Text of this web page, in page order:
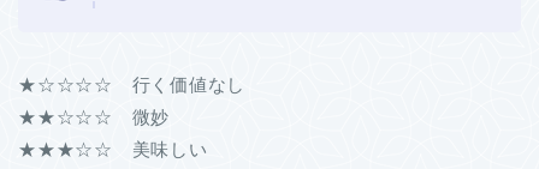
★☆☆☆☆ 行く価値なし
★★☆☆☆ 微妙
★★★☆☆ 美味しい